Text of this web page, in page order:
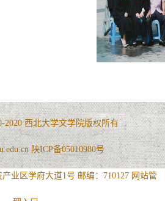
2020 西北大学文学院版权所有
陕ICP备05010980号
业区学府大道1号 邮编：710127 网站管